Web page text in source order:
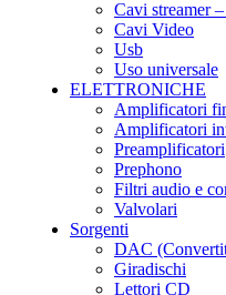
Cavi streamer
Cavi Video
Usb
Uso universale
ELETTRONICHE
Amplificatori
Amplificatori
Preamplificatori
Prephono
Filtri audio e
Valvolari
Sorgenti
DAC
Giradischi
Lettori CD